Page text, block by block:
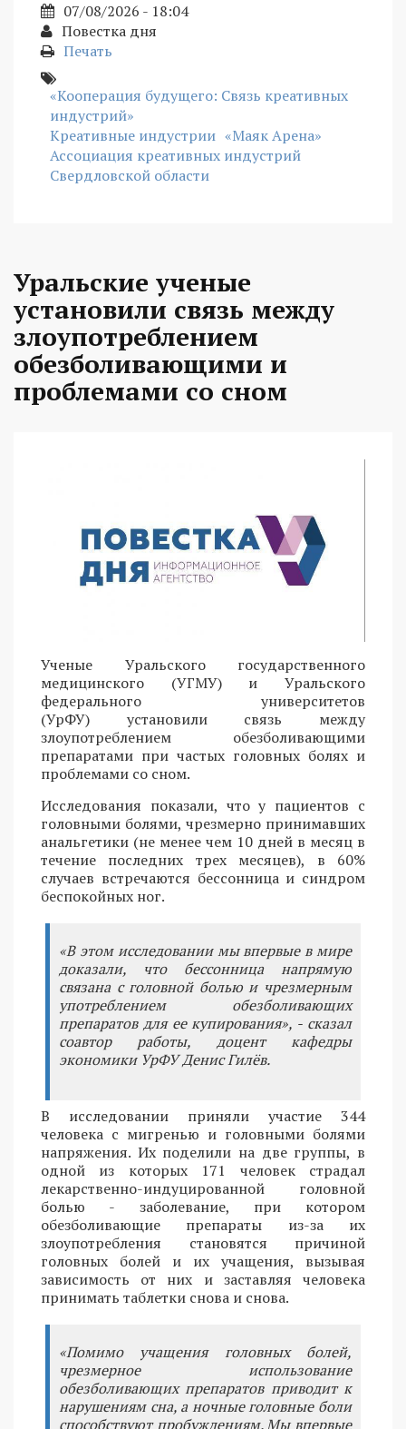
07/08/2026 - 18:04
Повестка дня
Печать
«Кооперация будущего: Связь креативных
индустрий»
Креативные индустрии «Маяк Арена»
Ассоциация креативных индустрий
Свердловской области
Уральские ученые
установили связь между
злоупотреблением
обезболивающими и
проблемами со сном
Ученые Уральского государственного
медицинского (УГМУ) и Уральского
федерального университетов
(УрФУ) установили связь между
злоупотреблением обезболивающими
препаратами при частых головных болях и
проблемами со сном.
Исследования показали, что у пациентов с
головными болями, чрезмерно принимавших
анальгетики (не менее чем 10 дней в месяц в
течение последних трех месяцев), в 60%
случаев встречаются бессонница и синдром
беспокойных ног.
«В этом исследовании мы впервые в мире
доказали, что бессонница напрямую
связана с головной болью и чрезмерным
употреблением обезболивающих
препаратов для ее купирования», - сказал
соавтор работы, доцент кафедры
экономики УрФУ Денис Гилёв.
В исследовании приняли участие 344
человека с мигренью и головными болями
напряжения. Их поделили на две группы, в
одной из которых 171 человек страдал
лекарственно-индуцированной головной
болью - заболевание, при котором
обезболивающие препараты из-за их
злоупотребления становятся причиной
головных болей и их учащения, вызывая
зависимость от них и заставляя человека
принимать таблетки снова и снова.
«Помимо учащения головных болей,
чрезмерное использование
обезболивающих препаратов приводит к
нарушениям сна, а ночные головные боли
способствуют пробуждениям. Мы впервые